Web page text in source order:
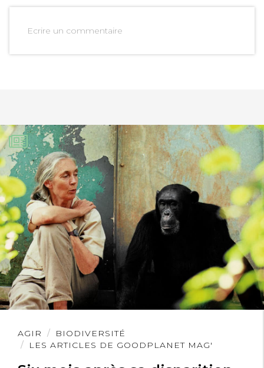
Ecrire un commentaire
AGIR
BIODIVERSITÉ
LES ARTICLES DE GOODPLANET MAG'
Lire
l'article